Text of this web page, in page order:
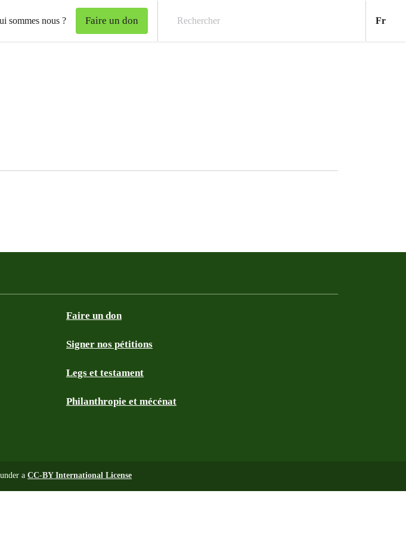
sommes nous ? Faire un don Fr
Faire un don
Signer nos pétitions
Legs et testament
Philanthropie et mécénat
a CC-BY International License